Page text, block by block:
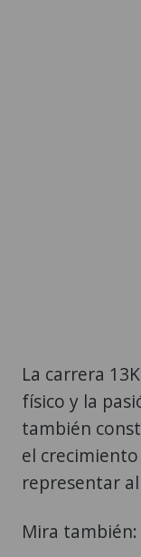
La carrera
físico y la
también
el
representar
Mira también: